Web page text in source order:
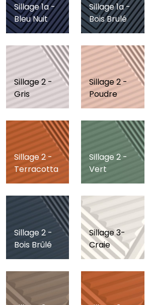
Sillage 1a -
Bleu Nuit
Sillage 1a -
Bois Brulé
Sillage 2 -
Gris
Sillage 2 -
Poudre
Sillage 2 -
Terracotta
Sillage 2 -
Vert
Sillage 2 -
Bois Brûlé
Sillage 3-
Craie